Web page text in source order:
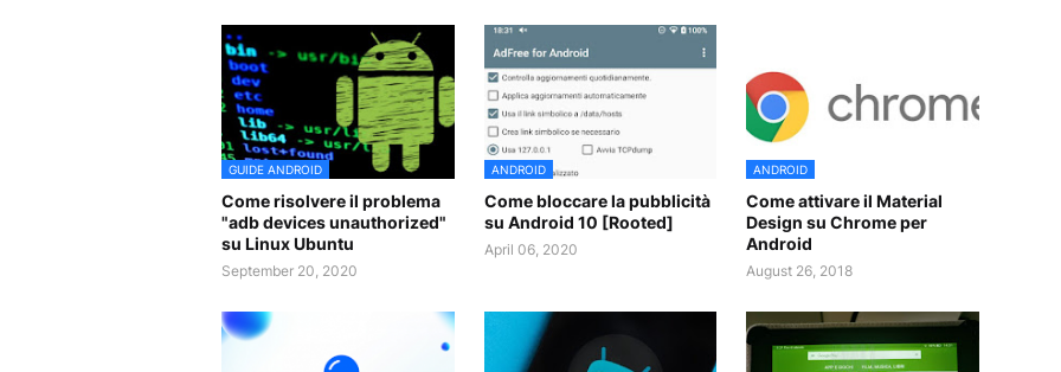
GUIDE ANDROID
Come risolvere il problema
"adb devices unauthorized"
su Linux Ubuntu
September 20, 2020
ANDROID
Come bloccare la pubblicità
su Android 10 [Rooted]
April 06, 2020
ANDROID
Come attivare il Material
Design su Chrome per
Android
August 26, 2018